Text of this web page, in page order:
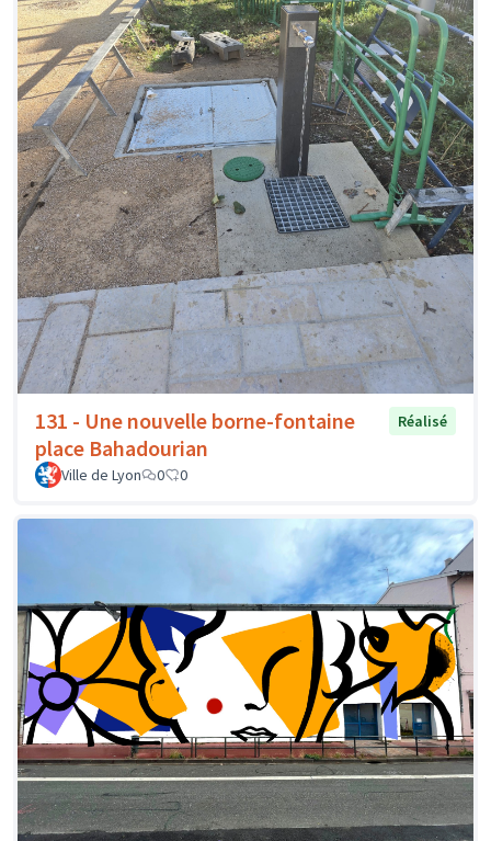
131 - Une nouvelle borne-fontaine
place Bahadourian
Réalisé
Ville de Lyon 0 0